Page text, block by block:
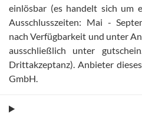
einlösbar (es handelt sich um
Ausschlusszeiten: Mai -
nach Verfügbarkeit und unter
ausschließlich unter
Drittakzeptanz) Anbieter
GmbH